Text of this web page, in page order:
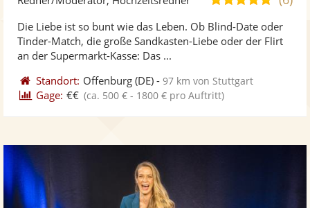
5
Die Liebe ist so bunt wie das Leben. Ob Blind-Date oder
Tinder-Match, die große Sandkasten-Liebe oder der Flirt
an der Supermarkt-Kasse: Das ...
Standort: Offenburg (DE) -97 km von Stuttgart
Gage: €€ (ca. 500 € - 1800 € pro Auftritt)